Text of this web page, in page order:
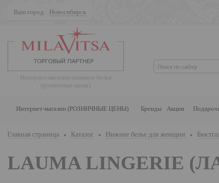
Ваш город: Новосибирск
Интернет-магазин нижнего белья
(розничные цены)
Интернет-магазин (РОЗНИЧНЫЕ ЦЕНЫ) Бренды Акции
Главная страница Каталог Нижнее белье для женщин
LAUMA LINGERIE